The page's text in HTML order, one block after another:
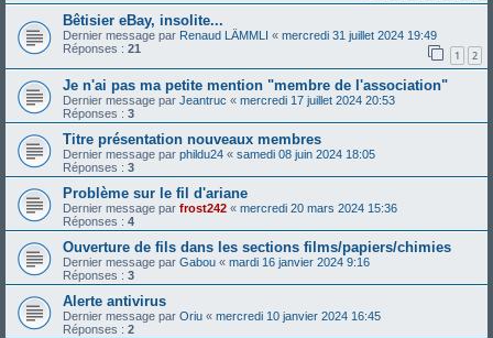
Bêtisier eBay, insolite...
Dernier message par Renaud LÄMMLI « mercredi 31 juillet 2024 19:49
Réponses : 21 1 2
Je n'ai pas ma petite mention "membre de l'association"
Dernier message par Jeantruc « mercredi 17 juillet 2024 20:53
Réponses : 3
Titre présentation nouveaux membres
Dernier message par phildu24 « samedi 08 juin 2024 18:05
Réponses : 3
Problème sur le fil d'ariane
Dernier message par frost242 « mercredi 20 mars 2024 15:36
Réponses : 4
Ouverture de fils dans les sections films/papiers/chimies
Dernier message par Gabou « mardi 16 janvier 2024 9:16
Réponses : 3
Alerte antivirus
Dernier message par Oriu « mercredi 10 janvier 2024 16:45
Réponses : 2